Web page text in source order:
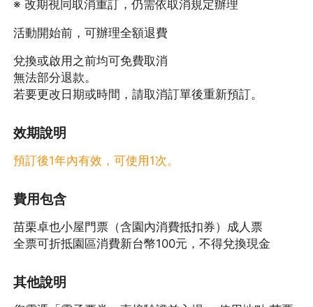
※ 改期視同取消重訂，仍需依取消規定辦理
活動開始前，可辦理全額退費
兌換或啟用之前均可免費取消
無法部分退款。
若要更改日期或時間，請取消訂單後重新預訂。
效期說明
預訂後1年內有效，可使用1次。
費用包含
苗栗卓也小屋門票（含園內消費抵扣券）成人票
全票可折抵園區消費新台幣100元，不得兌換現金
其他說明